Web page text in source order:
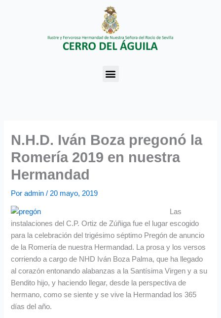
Menu
N.H.D. Iván Boza pregonó la
Romería 2019 en nuestra
Hermandad
Poradmin/ 20 mayo, 2019
Las
instalaciones del C.P. Ortiz de Zúñiga fue el lugar escogido
para la celebración del trigésimo séptimo Pregón de anuncio
de la Romería de nuestra Hermandad. La prosa y los versos
corriendo a cargo de NHD Iván Boza Palma, que ha llegado
al corazón entonando alabanzas a la Santísima Virgen y a su
Bendito hijo, y haciendo llegar, desde la perspectiva de
hermano, como se siente y se vive la Hermandad los 365
días del año.